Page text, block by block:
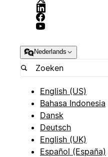
Nederlands
English (US)
Bahasa Indonesia
Dansk
Deutsch
English (UK)
Español (España)